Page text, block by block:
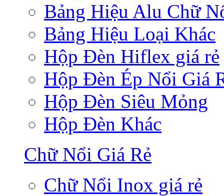
Bảng Hiệu Alu Chữ
Bảng Hiệu Loại Khác
Hộp Đèn Hiflex giá rẻ
Hộp Đèn Ép Nổi Giá
Hộp Đèn Siêu Mỏng
Hộp Đèn Khác
Chữ Nổi Giá Rẻ
Chữ Nổi Inox giá rẻ